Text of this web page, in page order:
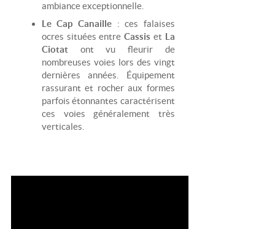
ambiance exceptionnelle.
Le Cap Canaille : ces falaises
ocres situées entreCassiset La
Ciotat ont vu fleurir de
nombreuses voies lors des vingt
dernières années. Équipement
rassurant et rocher aux formes
parfois étonnantes caractérisent
ces voies généralement très
verticales.